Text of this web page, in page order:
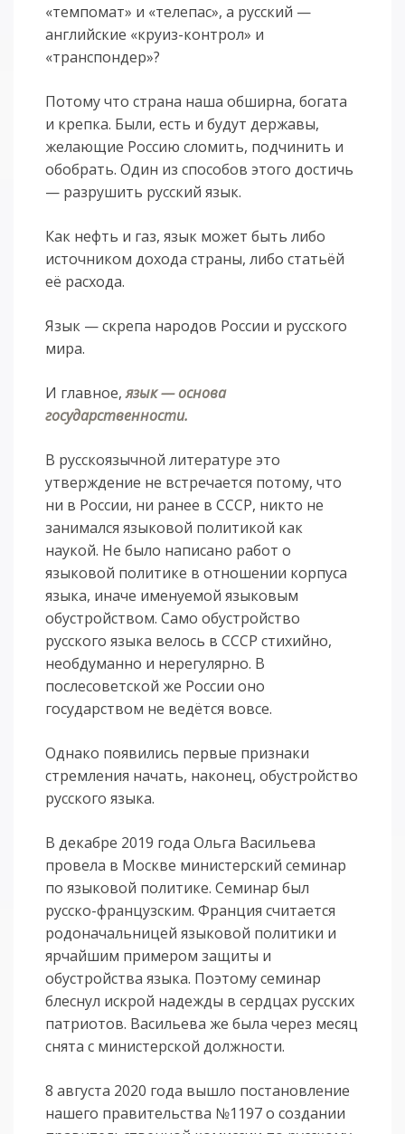
«темпомат» и «телепас», а русский —
английские «круиз-контрол» и
«транспондер»?
Потому что страна наша обширна, богата
и крепка. Были, есть и будут державы,
желающие Россию сломить, подчинить и
обобрать. Один из способов этого достичь
— разрушить русский язык.
Как нефть и газ, язык может быть либо
источником дохода страны, либо статьёй
её расхода.
Язык — скрепа народов России и русского
мира.
И главное,язык — основа
государственности.
В русскоязычной литературе это
утверждение не встречается потому, что
ни в России, ни ранее в СССР, никто не
занимался языковой политикой как
наукой. Не было написано работ о
языковой политике в отношении корпуса
языка, иначе именуемой языковым
обустройством. Само обустройство
русского языка велось в СССР стихийно,
необдуманно и нерегулярно. В
послесоветской же России оно
государством не ведётся вовсе.
Однако появились первые признаки
стремления начать, наконец, обустройство
русского языка.
В декабре 2019 года Ольга Васильева
провела в Москве министерский семинар
по языковой политике. Семинар был
русско-французским. Франция считается
родоначальницей языковой политики и
ярчайшим примером защиты и
обустройства языка. Поэтому семинар
блеснул искрой надежды в сердцах русских
патриотов. Васильева же была через месяц
снята с министерской должности.
8 августа 2020 года вышло постановление
нашего правительства №1197 о создании